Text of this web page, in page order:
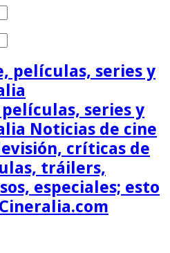
series y
Noticias de cine
críticas de
tráilers,
especiales; esto